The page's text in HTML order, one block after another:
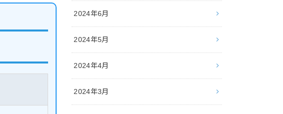
2024年6月
2024年5月
2024年4月
2024年3月